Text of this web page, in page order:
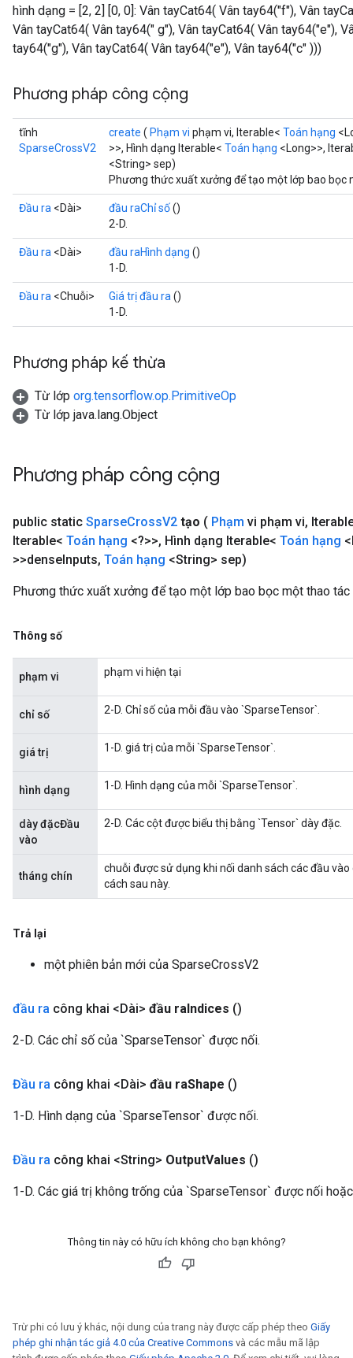
hình dạng = [2, 2] [0, 0]: Vân tayCat64( Vân tay64("f"), Vân
Vân tayCat64( Vân tay64(" g"), Vân tayCat64( Vân tay64("e"),
tay64("g"), Vân tayCat64( Vân tay64("e"), Vân tay64("c" )))
Phương pháp công cộng
tĩnh
SparseCrossV2
create ( Phạm vi phạm vi, Iterable< Toán hạng
>>, Hình dạng Iterable< Toán hạng <Long>>,
<String> sep)
Phương thức xuất xưởng để tạo một lớp bao bọc
Đầu ra <Dài> đầu raChỉ số()
2-D.
Đầu ra <Dài> đầu raHình dạng ()
1-D.
Đầu ra <Chuỗi> Giá trị đầu ra ()
1-D.
Phương pháp kế thừa
Từ lớp org.tensorflow.op.PrimitiveOp
Từ lớp java.lang.Object
Phương pháp công cộng
public static SparseCrossV2 tạo ( Phạm vi phạm vi,
Iterable< Toán hạng <?>>, Hình dạng Iterable< Toán hạng
>>denseInputs, Toán hạng <String> sep)
Phương thức xuất xưởng để tạo một lớp bao bọc một thao
Thông số
phạm vi phạm vi hiện tại
chỉ số 2-D. Chỉ số của mỗi đầu vào `SparseTensor`.
giá trị 1-D. giá trị của mỗi `SparseTensor`.
hình dạng 1-D. Hình dạng của mỗi `SparseTensor`.
dày đặcĐầu
vào
2-D. Các cột được biểu thị bằng `Tensor` dày đặc.
tháng chín
chuỗi được sử dụng khi nối danh sách các đầu
cách sau này.
Trả lại
một phiên bản mới của SparseCrossV2
đầu ra công khai <Dài> đầu raIndices ()
2-D. Các chỉ số của `SparseTensor` được nối.
Đầu ra công khai <Dài> đầu raShape ()
1-D. Hình dạng của `SparseTensor` được nối.
Đầu ra công khai <String> OutputValues ​​()
1-D. Các giá trị không trống của `SparseTensor` được nối
Thông tin này có hữu ích không cho bạn không?
Trừ phi có lưu ý khác, nội dung của trang này được cấp phép theo Giấy
phép ghi nhận tác giả 4.0 của Creative Commons và các mẫu mã lập